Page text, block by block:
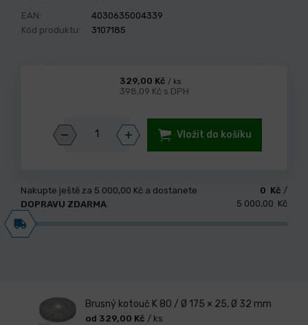
EAN:
4030635004339
Kód produktu:
3107185
329,00 Kč / ks
398,09 Kč s DPH
Vložit do košíku
Nakupte ještě za 5 000,00 Kč a dostanete
DOPRAVU ZDARMA.
0 Kč /
5 000,00 Kč
Brusný kotouč K 80 / Ø 175 × 25, Ø 32 mm
od 329,00 Kč / ks